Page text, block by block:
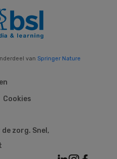
van Springer Nature
Cookies
zorg. Snel,